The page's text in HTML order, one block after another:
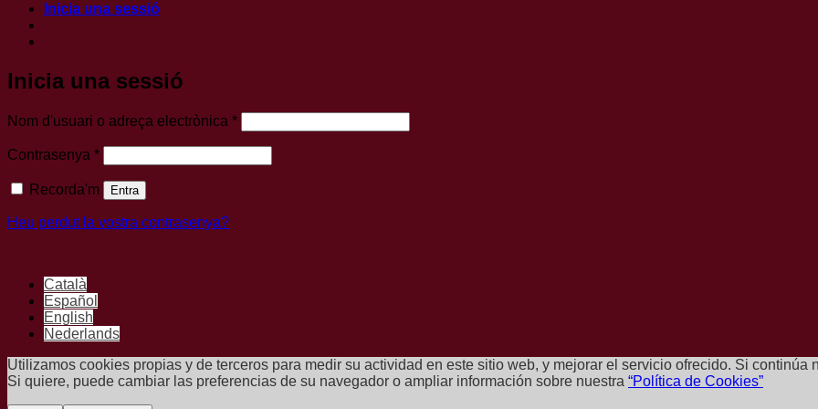
Inicia una sessió
Inicia una sessió
Nom d'usuari o adreça electrònica *Obligatori
Contrasenya *Obligatori
Recorda'm Entra
Heu perdut la vostra contrasenya?
Català
Español
English
Nederlands
Utilizamos cookies propias y de terceros para medir su actividad en este sitio web, y mejorar el servicio ofrecido. Si continúa
Si quiere, puede cambiar las preferencias de su navegador o ampliar información sobre nuestra “Política de Cookies”